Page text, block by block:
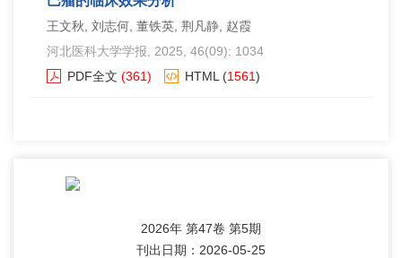
王文秋, 刘志何, 董铁英, 荆凡静, 赵霞
河北医科大学学报 , 2025, 46(09): 1034
PDF全文 (361) HTML (1561)
2026年 第47卷 第5期
刊出日期：2026-05-25